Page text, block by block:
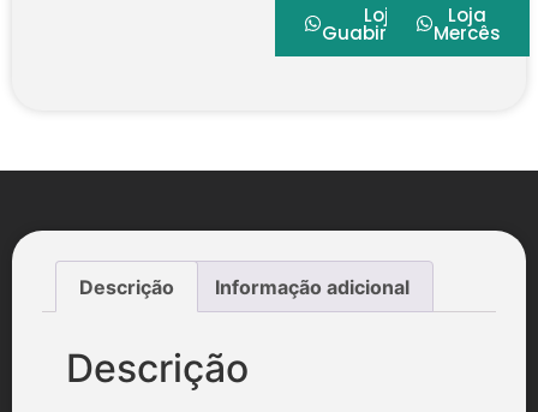
Loja
Guabirotuba
Loja
Mercês
Descrição Informação adicional
Descrição